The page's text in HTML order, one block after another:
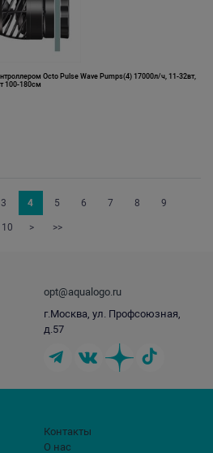
Octo Pulse Wave Pumps(4) 17000л/ч, 11-32вт,
100-180см
3 4 5 6 7 8 9
10 > >>
Контакты
О нас
opt@aqualogo.ru
г.Москва, ул. Профсоюзная,
д.57